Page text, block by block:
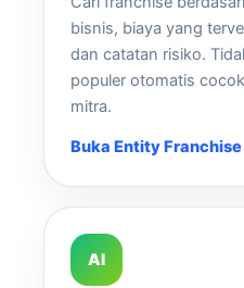
bisnis, biaya yang
dan catatan risiko.
populer otomatis
mitra.
Buka Entity Franchise
AI